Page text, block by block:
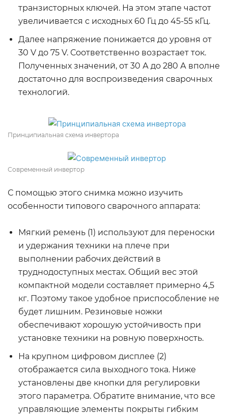
транзисторных ключей. На этом этапе частот
увеличивается с исходных 60 Гц до 45-55 кГц.
Далее напряжение понижается до уровня от
30 V до 75 V. Соответственно возрастает ток.
Полученных значений, от 30 А до 280 А вполне
достаточно для воспроизведения сварочных
технологий.
Принципиальная схема инвертора
Современный инвертор
С помощью этого снимка можно изучить
особенности типового сварочного аппарата:
Мягкий ремень (1) используют для переноски
и удержания техники на плече при
выполнении рабочих действий в
труднодоступных местах. Общий вес этой
компактной модели составляет примерно 4,5
кг. Поэтому такое удобное приспособление не
будет лишним. Резиновые ножки
обеспечивают хорошую устойчивость при
установке техники на ровную поверхность.
На крупном цифровом дисплее (2)
отображается сила выходного тока. Ниже
установлены две кнопки для регулировки
этого параметра. Обратите внимание, что все
управляющие элементы покрыты гибким